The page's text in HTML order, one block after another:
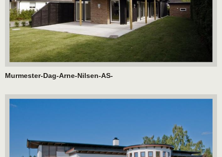
Murmester-Dag-Arne-Nilsen-AS-